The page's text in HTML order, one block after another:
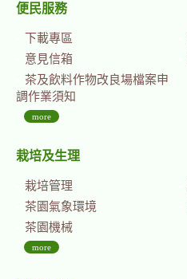
便民服務
下載專區
意見信箱
茶及飲料作物改良場檔案申
調作業須知
more
栽培及生理
栽培管理
茶園氣象環境
茶園機械
more